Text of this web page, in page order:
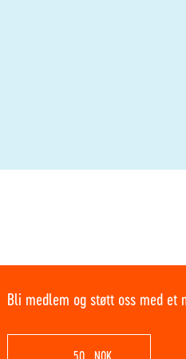
Bli medlem og støtt oss med et
NOK